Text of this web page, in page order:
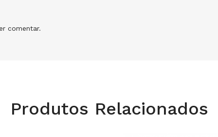
comentar.
Produtos Relacionados